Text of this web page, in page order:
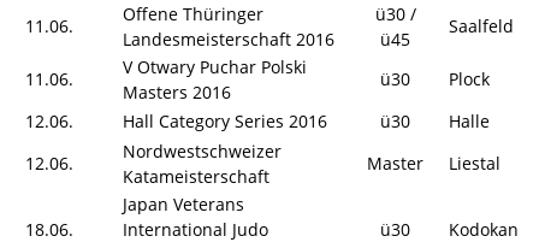
11.06.
Offene Thüringer
Landesmeisterschaft 2016
ü30 /
ü45
Saalfeld
11.06.
V Otwary Puchar Polski
Masters 2016
ü30
Plock
12.06.
Hall Category Series 2016 ü30
Halle
12.06.
Nordwestschweizer
Katameisterschaft
Master Liestal
18.06.
Japan Veterans
International Judo
ü30 Kodokan